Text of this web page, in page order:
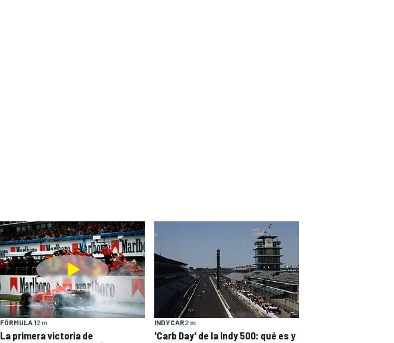
FÓRMULA 12 m
La primera victoria de
INDYCAR2 m
'Carb Day' de la Indy 500: qué es y